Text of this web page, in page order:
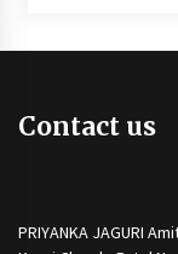
Contact us
PRIYANKA JAGURI